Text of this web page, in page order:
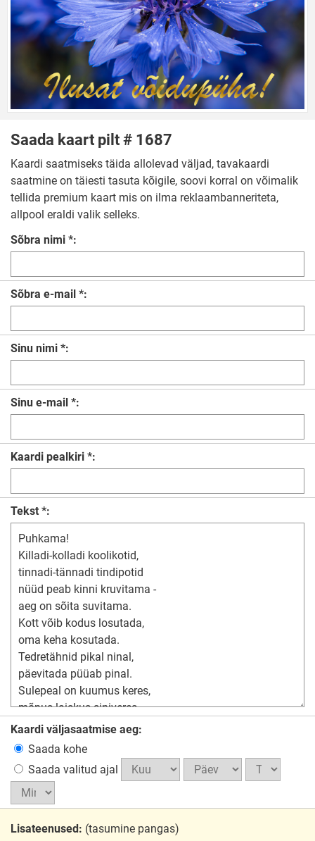
Saada kaart pilt # 1687
Kaardi saatmiseks täida allolevad väljad, tavakaardi
saatmine on täiesti tasuta kõigile, soovi korral on võimalik
tellida premium kaart mis on ilma reklaambanneriteta,
allpool eraldi valik selleks.
Sõbra nimi *:
Sõbra e-mail *:
Sinu nimi *:
Sinu e-mail *:
Kaardi pealkiri *:
Tekst *:
Kaardi väljasaatmise aeg:
Saada kohe
Saada valitud ajal
Lisateenused: (tasumine pangas)